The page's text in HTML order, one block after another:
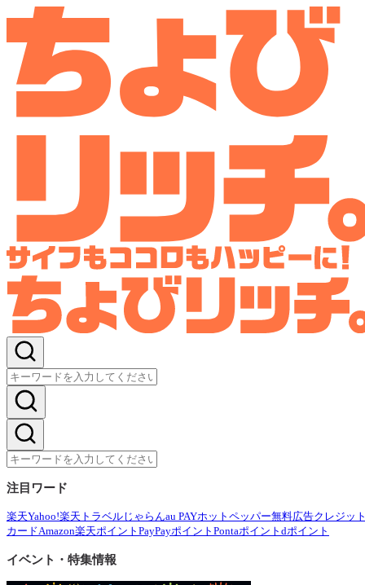
注目ワード
楽天Yahoo!楽天トラベル じゃらんau PAYホットペッパー無料広告クレジッ
カードAmazon楽天ポイント PayPayポイント Pontaポイント dポイント
イベント・特集情報